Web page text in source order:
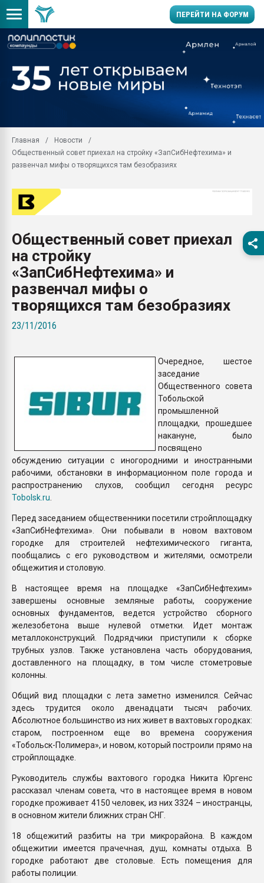
ПЕРЕЙТИ НА ФОРУМ
производство SPC
заводу пластмасс"
28.07.2026
ситуацией на
Главная
Новости
Общественный совет приехал на стройку «ЗапСибНефтехима» и
развенчал мифы о творящихся там безобразиях
Общественный совет приехал
на стройку
«ЗапСибНефтехима» и
развенчал мифы о
творящихся там безобразиях
23/11/2016
Очередное, шестое
заседание
Общественного совета
Тобольской
промышленной
площадки, прошедшее
накануне, было
посвящено
обсуждению ситуации с иногородними и иностранными
рабочими, обстановки в информационном поле города и
распространению слухов, сообщил сегодня ресурс
Tobolsk.ru
Перед заседанием общественники посетили стройплощадку
«ЗапСибНефтехима». Они побывали в новом вахтовом
городке для строителей нефтехимического гиганта,
пообщались с его руководством и жителями, осмотрели
общежития и столовую.
В настоящее время на площадке «ЗапСибНефтехим»
завершены основные земляные работы, сооружение
основных фундаментов, ведется устройство сборного
железобетона выше нулевой отметки. Идет монтаж
металлоконструкций. Подрядчики приступили к сборке
трубных узлов. Также установлена часть оборудования,
доставленного на площадку, в том числе стометровые
колонны.
Общий вид площадки с лета заметно изменился. Сейчас
здесь трудится около двенадцати тысяч рабочих.
Абсолютное большинство из них живет в вахтовых городках:
старом, построенном еще во времена сооружения
«Тобольск-Полимера», и новом, который построили прямо на
стройплощадке.
Руководитель службы вахтового городка Никита Юргенс
рассказал членам совета, что в настоящее время в новом
городке проживает 4150 человек, из них 3324 – иностранцы,
в основном жители ближних стран СНГ.
18 общежитий разбиты на три микрорайона. В каждом
общежитии имеется прачечная, душ, комнаты отдыха. В
городке работают две столовые. Есть помещения для
работы полиции.